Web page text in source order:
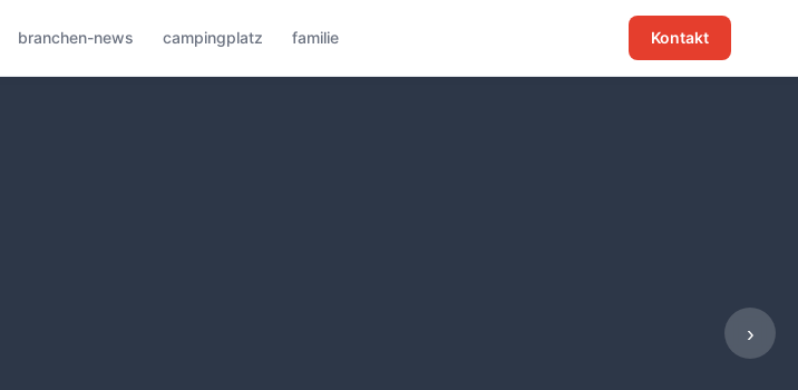
branchen-news campingplatz familie Kontakt
›